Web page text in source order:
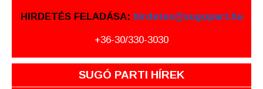
HIRDETÉS FELADÁSA: hirdetes@sugopart.hu
+36-30/330-3030
SUGÓ PARTI HÍREK